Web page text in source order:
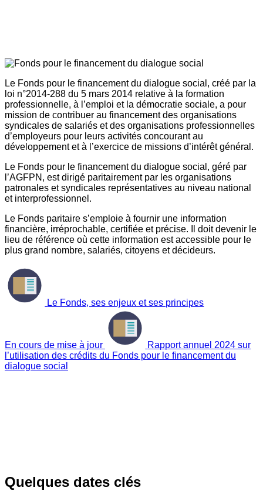
Le Fonds pour le financement du dialogue social, créé par la
loi n°2014-288 du 5 mars 2014 relative à la formation
professionnelle, à l’emploi et la démocratie sociale, a pour
mission de contribuer au financement des organisations
syndicales de salariés et des organisations professionnelles
d’employeurs pour leurs activités concourant au
développement et à l’exercice de missions d’intérêt général.
Le Fonds pour le financement du dialogue social, géré par
l’AGFPN, est dirigé paritairement par les organisations
patronales et syndicales représentatives au niveau national
et interprofessionnel.
Le Fonds paritaire s’emploie à fournir une information
financière, irréprochable, certifiée et précise. Il doit devenir le
lieu de référence où cette information est accessible pour le
plus grand nombre, salariés, citoyens et décideurs.
Le Fonds, ses enjeux et ses principes
En cours de mise à jour
Rapport annuel 2024 sur
l’utilisation des crédits du Fonds pour le financement du
dialogue social
Quelques dates clés